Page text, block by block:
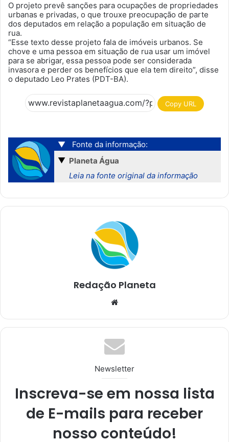
O projeto prevê sanções para ocupações de propriedades
urbanas e privadas, o que trouxe preocupação de parte
dos deputados em relação a população em situação de
rua.
“Esse texto desse projeto fala de imóveis urbanos. Se
chove e uma pessoa em situação de rua usar um imóvel
para se abrigar, essa pessoa pode ser considerada
invasora e perder os benefícios que ela tem direito”, disse
o deputado Leo Prates (PDT-BA).
Copy URL
▼
Fonte da informação:
▼ Planeta Água
Leia na fonte original da informação
Redação Planeta
te
Newsletter
Inscreva-se em nossa lista
de E-mails para receber
nosso conteúdo!